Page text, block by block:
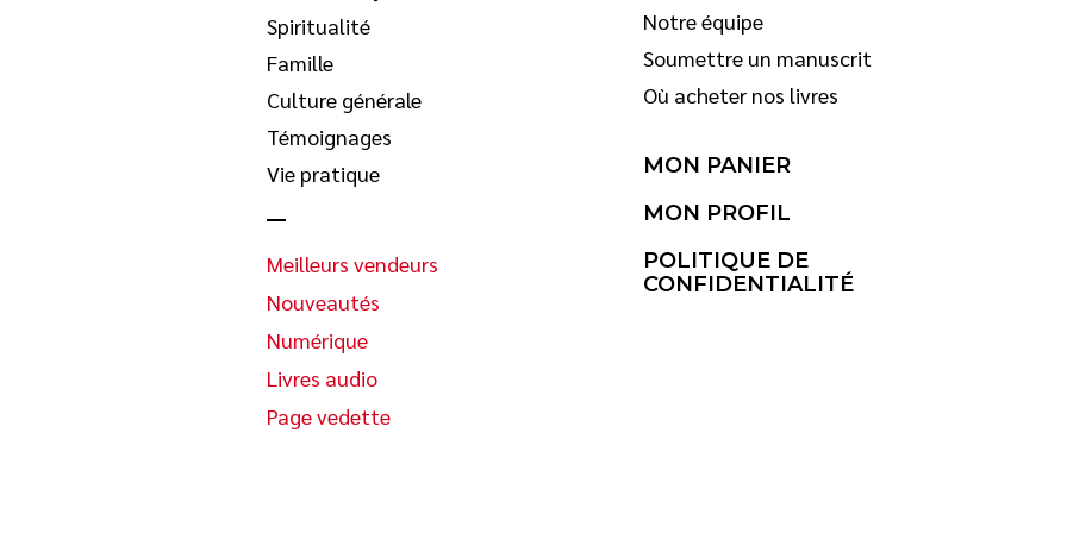
Spiritualité
Famille
Culture générale
Témoignages
Vie pratique
Meilleurs vendeurs
Nouveautés
Numérique
Livres audio
Page vedette
Notre équipe
Soumettre un manuscrit
Où acheter nos livres
MON PANIER
MON PROFIL
POLITIQUE DE
CONFIDENTIALITÉ